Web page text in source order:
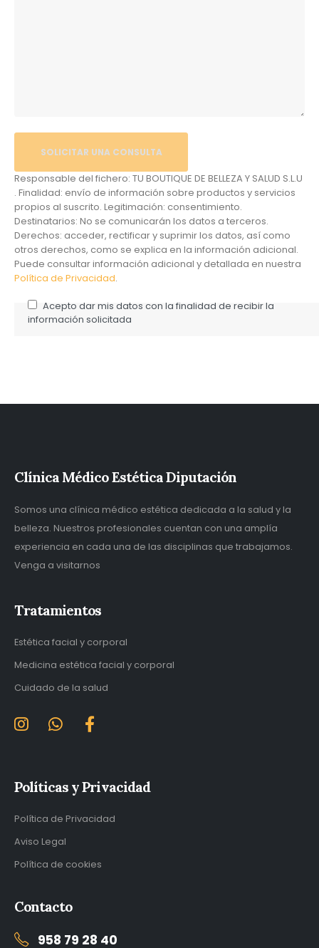
Responsable del fichero: TU BOUTIQUE DE BELLEZA Y SALUD S.L.U
. Finalidad: envío de información sobre productos y servicios
propios al suscrito. Legitimación: consentimiento.
Destinatarios: No se comunicarán los datos a terceros.
Derechos: acceder, rectificar y suprimir los datos, así como
otros derechos, como se explica en la información adicional.
Puede consultar información adicional y detallada en nuestra
Política de Privacidad.
Acepto dar mis datos con la finalidad de recibir la
información solicitada
Clínica Médico Estética Diputación
Somos una clínica médico estética dedicada a la salud y la
belleza. Nuestros profesionales cuentan con una amplía
experiencia en cada una de las disciplinas que trabajamos.
Venga a visitarnos
Tratamientos
Estética facial y corporal
Medicina estética facial y corporal
Cuidado de la salud
Políticas y Privacidad
Política de Privacidad
Aviso Legal
Política de cookies
Contacto
958 79 28 40